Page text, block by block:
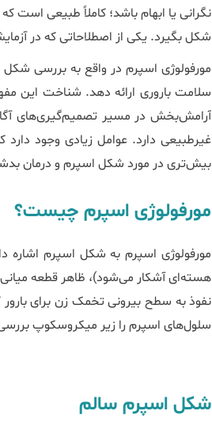
نگرانی یا ابهام باشد؛ کاملاً طبیعی است
شکل بگیرد. یکی از اصطلاحاتی که در
مورفولوژی اسپرم در واقع به بررسی
سلامت باروری ارائه دهد. شناخت این
آرامش‌بخش در مسیر تصمیم‌گیری‌های
غیرطبیعی دارد. عوامل زیادی وجود
بیش‌تری در مورد شکل اسپرم و درمان
مورفولوژی اسپرم چیست؟
مورفولوژی اسپرم به شکل اسپرم اشاره
هسته‌ای آشکار می‌شود)، ظاهر قطعه
نفوذ به سطح بیرونی تخمک زن برای بارور
سلول‌های اسپرم را زیر میکروسکوپ
شکل اسپرم سالم